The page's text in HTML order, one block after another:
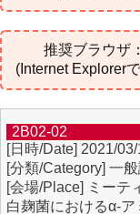
推奨ブラウザ
(Internet Explorer
2B02-02
2021/
一
ミーテ
白麹菌におけるα-